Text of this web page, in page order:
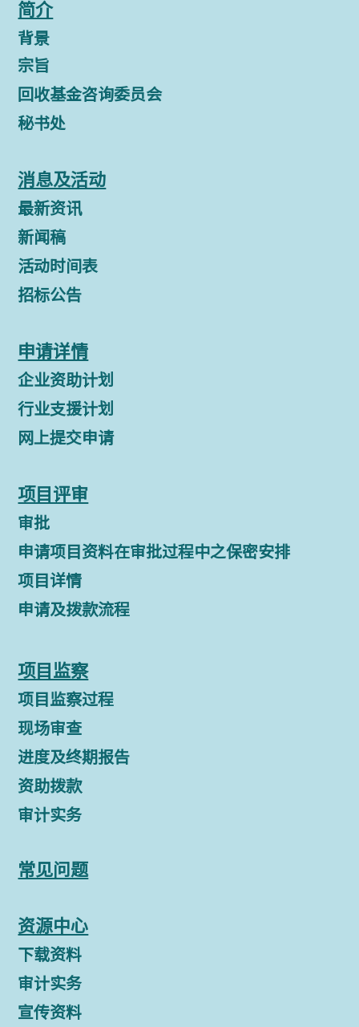
简介
背景
宗旨
回收基金咨询委员会
秘书处
消息及活动
最新资讯
新闻稿
活动时间表
招标公告
申请详情
企业资助计划
行业支援计划
网上提交申请
项目评审
审批
申请项目资料在审批过程中之保密安排
项目详情
申请及拨款流程
项目监察
项目监察过程
现场审查
进度及终期报告
资助拨款
审计实务
常见问题
资源中心
下载资料
审计实务
宣传资料